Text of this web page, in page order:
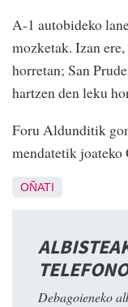
A-1 autobideko
mozketak. Izan
horretan; San
hartzen den leku
Foru Aldunditik
mendatetik joateko
OÑATI
Debagoieneko